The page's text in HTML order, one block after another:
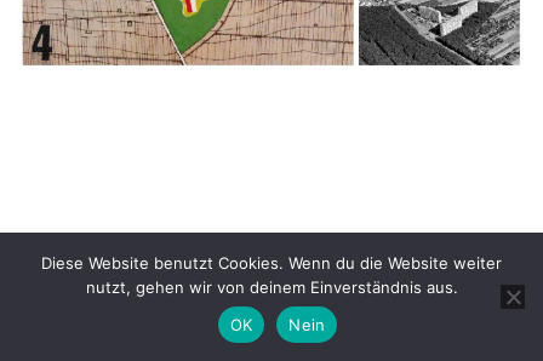
Diese Website benutzt Cookies. Wenn du die Website weiter
nutzt, gehen wir von deinem Einverständnis aus.
OK
Nein